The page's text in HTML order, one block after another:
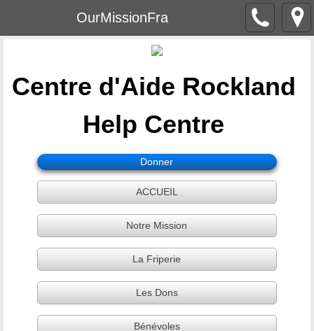
OurMissionFra
Centre d'Aide Rockland ​​
Help Centre
Donner
ACCUEIL
Notre Mission
La Friperie
Les Dons
Bénévoles